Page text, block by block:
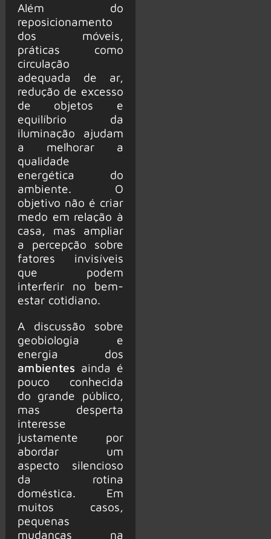
Além do
reposicionamento
dos móveis,
práticas como
circulação
adequada de ar,
redução de excesso
de objetos e
equilíbrio da
iluminação ajudam
a melhorar a
qualidade
energética do
ambiente. O
objetivo não é criar
medo em relação à
casa, mas ampliar
a percepção sobre
fatores invisíveis
que podem
interferir no bem-
estar cotidiano.
A discussão sobre
geobiologia e
energia dos
ambientes ainda é
pouco conhecida
do grande público,
mas desperta
interesse
justamente por
abordar um
aspecto silencioso
da rotina
doméstica. Em
muitos casos,
pequenas
mudanças na